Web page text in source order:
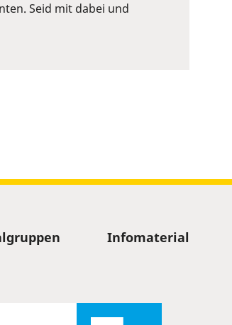
Seid mit dabei und
Infomaterial